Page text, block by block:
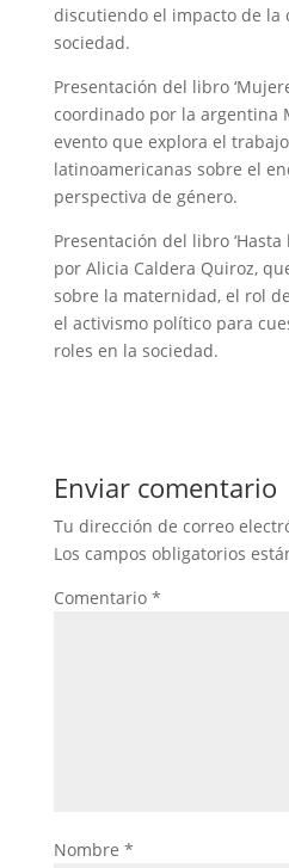
discutiendo el impacto de la
sociedad.
Presentación del libro
coordinado por la argentina
evento que explora el
latinoamericanas sobre el
perspectiva de género.
Presentación del libro
por Alicia Caldera Quiroz,
sobre la maternidad, el rol
el activismo político para
roles en la sociedad.
Enviar comentario
Tu dirección de correo
Los campos obligatorios
Comentario *
Nombre *